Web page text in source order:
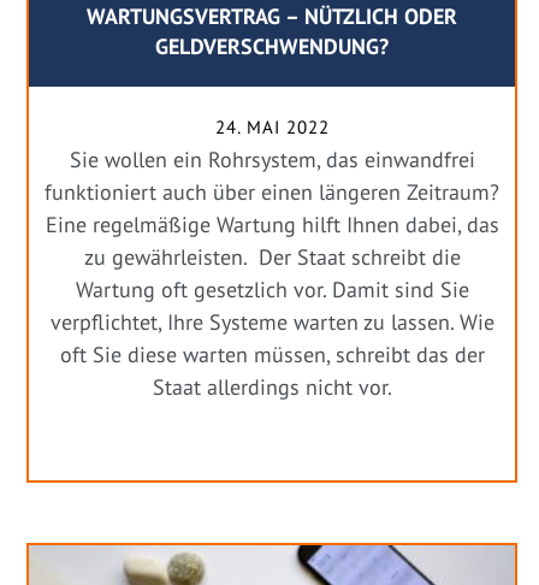
WARTUNGSVERTRAG – NÜTZLICH ODER
GELDVERSCHWENDUNG?
24. MAI 2022
Sie wollen ein Rohrsystem, das einwandfrei
funktioniert auch über einen längeren Zeitraum?
Eine regelmäßige Wartung hilft Ihnen dabei, das
zu gewährleisten. Der Staat schreibt die
Wartung oft gesetzlich vor. Damit sind Sie
verpflichtet, Ihre Systeme warten zu lassen. Wie
oft Sie diese warten müssen, schreibt das der
Staat allerdings nicht vor.